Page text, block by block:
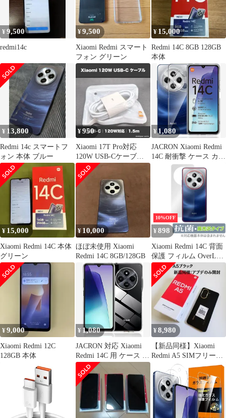
傷防止 保護ケース
(WDQ-AJK-0342)
¥9,500
redmi14c
¥9,500
Xiaomi Redmi スマート
フォン グリーン
¥ 15,000
Redmi 14C 8GB 128GB
本体
¥ 13,800
Redmi 14c スマートフ
ォン 本体 ブルー
¥950
Xiaomi 17T Pro対応
120W USB-Cケーブル
1.5m 新品
¥ 1,080
JACRON Xiaomi Redmi
14C 耐衝撃 ケース カバ
ー ストラップホール ク
リア 指紋防止 軽量 薄
型 衝撃吸収ポケット内
蔵 TPU(YIL-COL-080)
¥ 15,000
Xiaomi Redmi 14C 本体
グリーン
¥ 10,000
ほぼ未使用 Xiaomi
Redmi 14C 8GB/128GB
10%OFF
¥ 898
Xiaomi Redmi 14C 背面
保護 フィルム OverLay
抗菌 Brilliant for シャオ
ミ レドミ Hydro Ag+ 抗
菌 抗ウイルス 高光沢タ
イプ
¥9,000
Xiaomi Redmi 12C
128GB 本体
¥ 1,080
JACRON 対応 Xiaomi
Redmi 14C 用 ケース 薄
型 軽量 衝撃吸収 黄ば
みなし ワイヤレス充電
対応 ストラップホール
付き Redmi14C 適応用
透明 カバー(90M-DLD-
KI299)
¥8,980
【新品同様】Xiaomi
Redmi A5 SIMフリー
スマートフォン 本体